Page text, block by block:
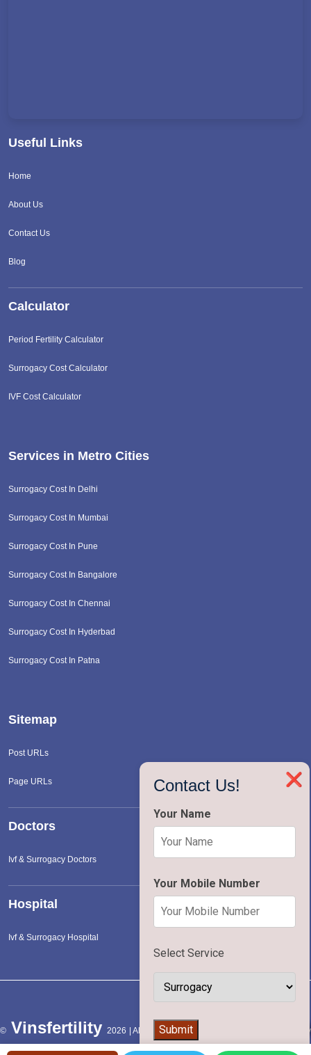
❌
Contact Us!
Your Name
Your Mobile Number
Select Service
Submit
Useful Links
Home
About Us
Contact Us
Blog
Calculator
Period Fertility Calculator
Surrogacy Cost Calculator
IVF Cost Calculator
Services in Metro Cities
Surrogacy Cost In Delhi
Surrogacy Cost In Mumbai
Surrogacy Cost In Pune
Surrogacy Cost In Bangalore
Surrogacy Cost In Chennai
Surrogacy Cost In Hyderbad
Surrogacy Cost In Patna
Sitemap
Post URLs
Page URLs
Doctors
Ivf & Surrogacy Doctors
Hospital
Ivf & Surrogacy Hospital
© Vinsfertility 2026 | All Rights Reserved |
Privacy
Policy